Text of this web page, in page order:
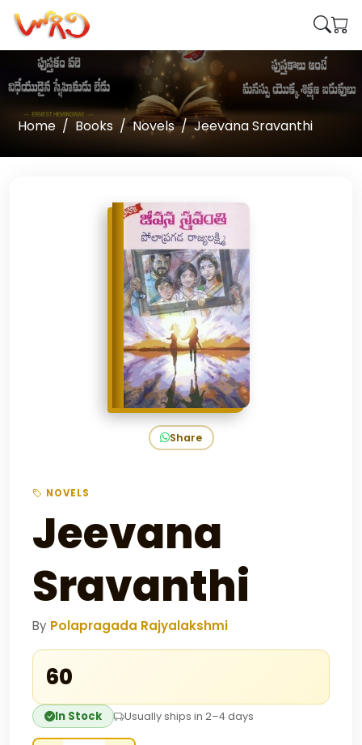
Home Books Novels Jeevana Sravanthi
Share
NOVELS
Jeevana
Sravanthi
By Polapragada Rajyalakshmi
₹60
In Stock Usually ships in 2–4 days